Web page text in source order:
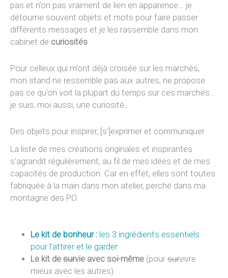
pas et n’on pas vraiment de lien en apparence… je
détourne souvent objets et mots pour faire passer
différents messages et je les rassemble dans mon
cabinet de curiosités.
Pour celleux qui m’ont déjà croisée sur les marchés,
mon stand ne ressemble pas aux autres, ne propose
pas ce qu’on voit la plupart du temps sur ces marchés…
je suis, moi aussi, une curiosité.
Des objets pour inspirer, [s’]exprimer et communiquer
La liste de mes créations originales et inspirantes
s’agrandit régulièrement, au fil de mes idées et de mes
capacités de production. Car en effet, elles sont toutes
fabriquée à la main dans mon atelier, perché dans ma
montagne des PO.
Le kit de bonheur : les 3 ingrédients essentiels
pour l’attirer et le garder
Le kit de survie avec soi-même (pour survivre
mieux avec les autres)